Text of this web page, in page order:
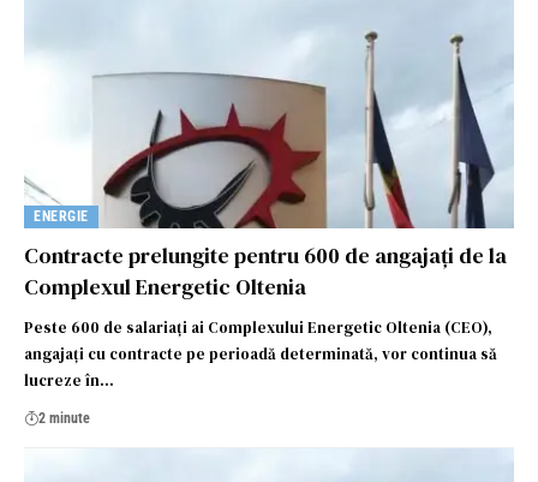
ENERGIE
Contracte prelungite pentru 600 de angajați de la
Complexul Energetic Oltenia
Peste 600 de salariați ai Complexului Energetic Oltenia (CEO),
angajați cu contracte pe perioadă determinată, vor continua să
lucreze în…
2 minute